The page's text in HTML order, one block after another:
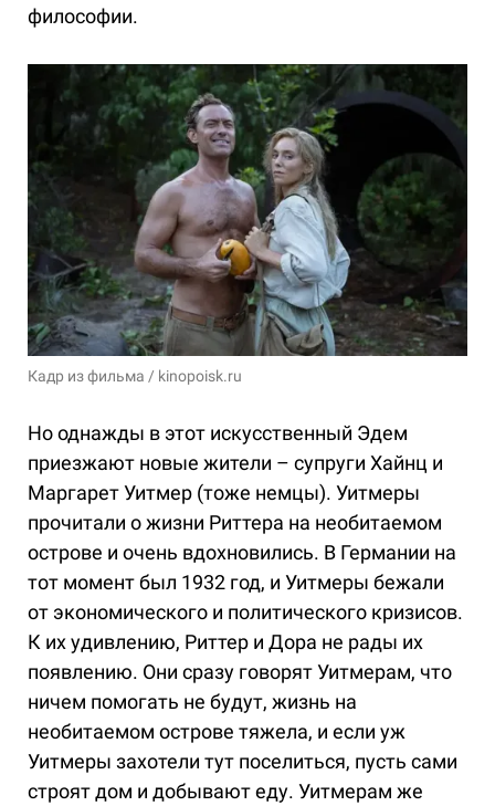
философии.
Кадр из фильма / kinopoisk.ru
Но однажды в этот искусственный Эдем
приезжают новые жители – супруги Хайнц и
Маргарет Уитмер (тоже немцы). Уитмеры
прочитали о жизни Риттера на необитаемом
острове и очень вдохновились. В Германии на
тот момент был 1932 год, и Уитмеры бежали
от экономического и политического кризисов.
К их удивлению, Риттер и Дора не рады их
появлению. Они сразу говорят Уитмерам, что
ничем помогать не будут, жизнь на
необитаемом острове тяжела, и если уж
Уитмеры захотели тут поселиться, пусть сами
строят дом и добывают еду. Уитмерам же